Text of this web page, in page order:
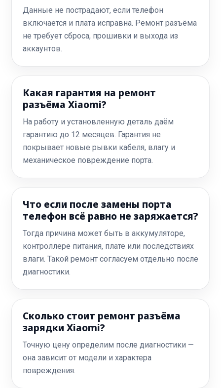
Данные не пострадают, если телефон
включается и плата исправна. Ремонт разъёма
не требует сброса, прошивки и выхода из
аккаунтов.
Какая гарантия на ремонт
разъёма Xiaomi?
На работу и установленную деталь даём
гарантию до 12 месяцев. Гарантия не
покрывает новые рывки кабеля, влагу и
механическое повреждение порта.
Что если после замены порта
телефон всё равно не заряжается?
Тогда причина может быть в аккумуляторе,
контроллере питания, плате или последствиях
влаги. Такой ремонт согласуем отдельно после
диагностики.
Сколько стоит ремонт разъёма
зарядки Xiaomi?
Точную цену определим после диагностики —
она зависит от модели и характера
повреждения.